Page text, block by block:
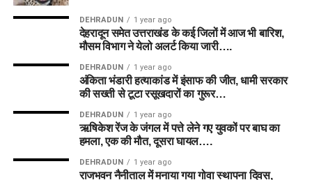
DEHRADUN 1 year ago
देहरादून समेत उत्तराखंड के कई जिलों में आज भी बारिश,
मौसम विभाग ने येलो अलर्ट किया जारी….
DEHRADUN 1 year ago
अंकिता भंडारी हत्याकांड में इंसाफ की जीत, धामी सरकार
की सख्ती से टूटा रसूखदारों का गुरूर…
DEHRADUN 1 year ago
ऋषिकेश रेंज के जंगल में पत्ते लेने गए युवकों पर बाघ का
हमला, एक की मौत, दूसरा घायल….
DEHRADUN 1 year ago
राजभवन नैनीताल में मनाया गया गोवा स्थापना दिवस,